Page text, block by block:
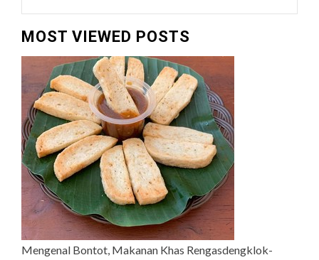
MOST VIEWED POSTS
Mengenal Bontot, Makanan Khas Rengasdengklok-